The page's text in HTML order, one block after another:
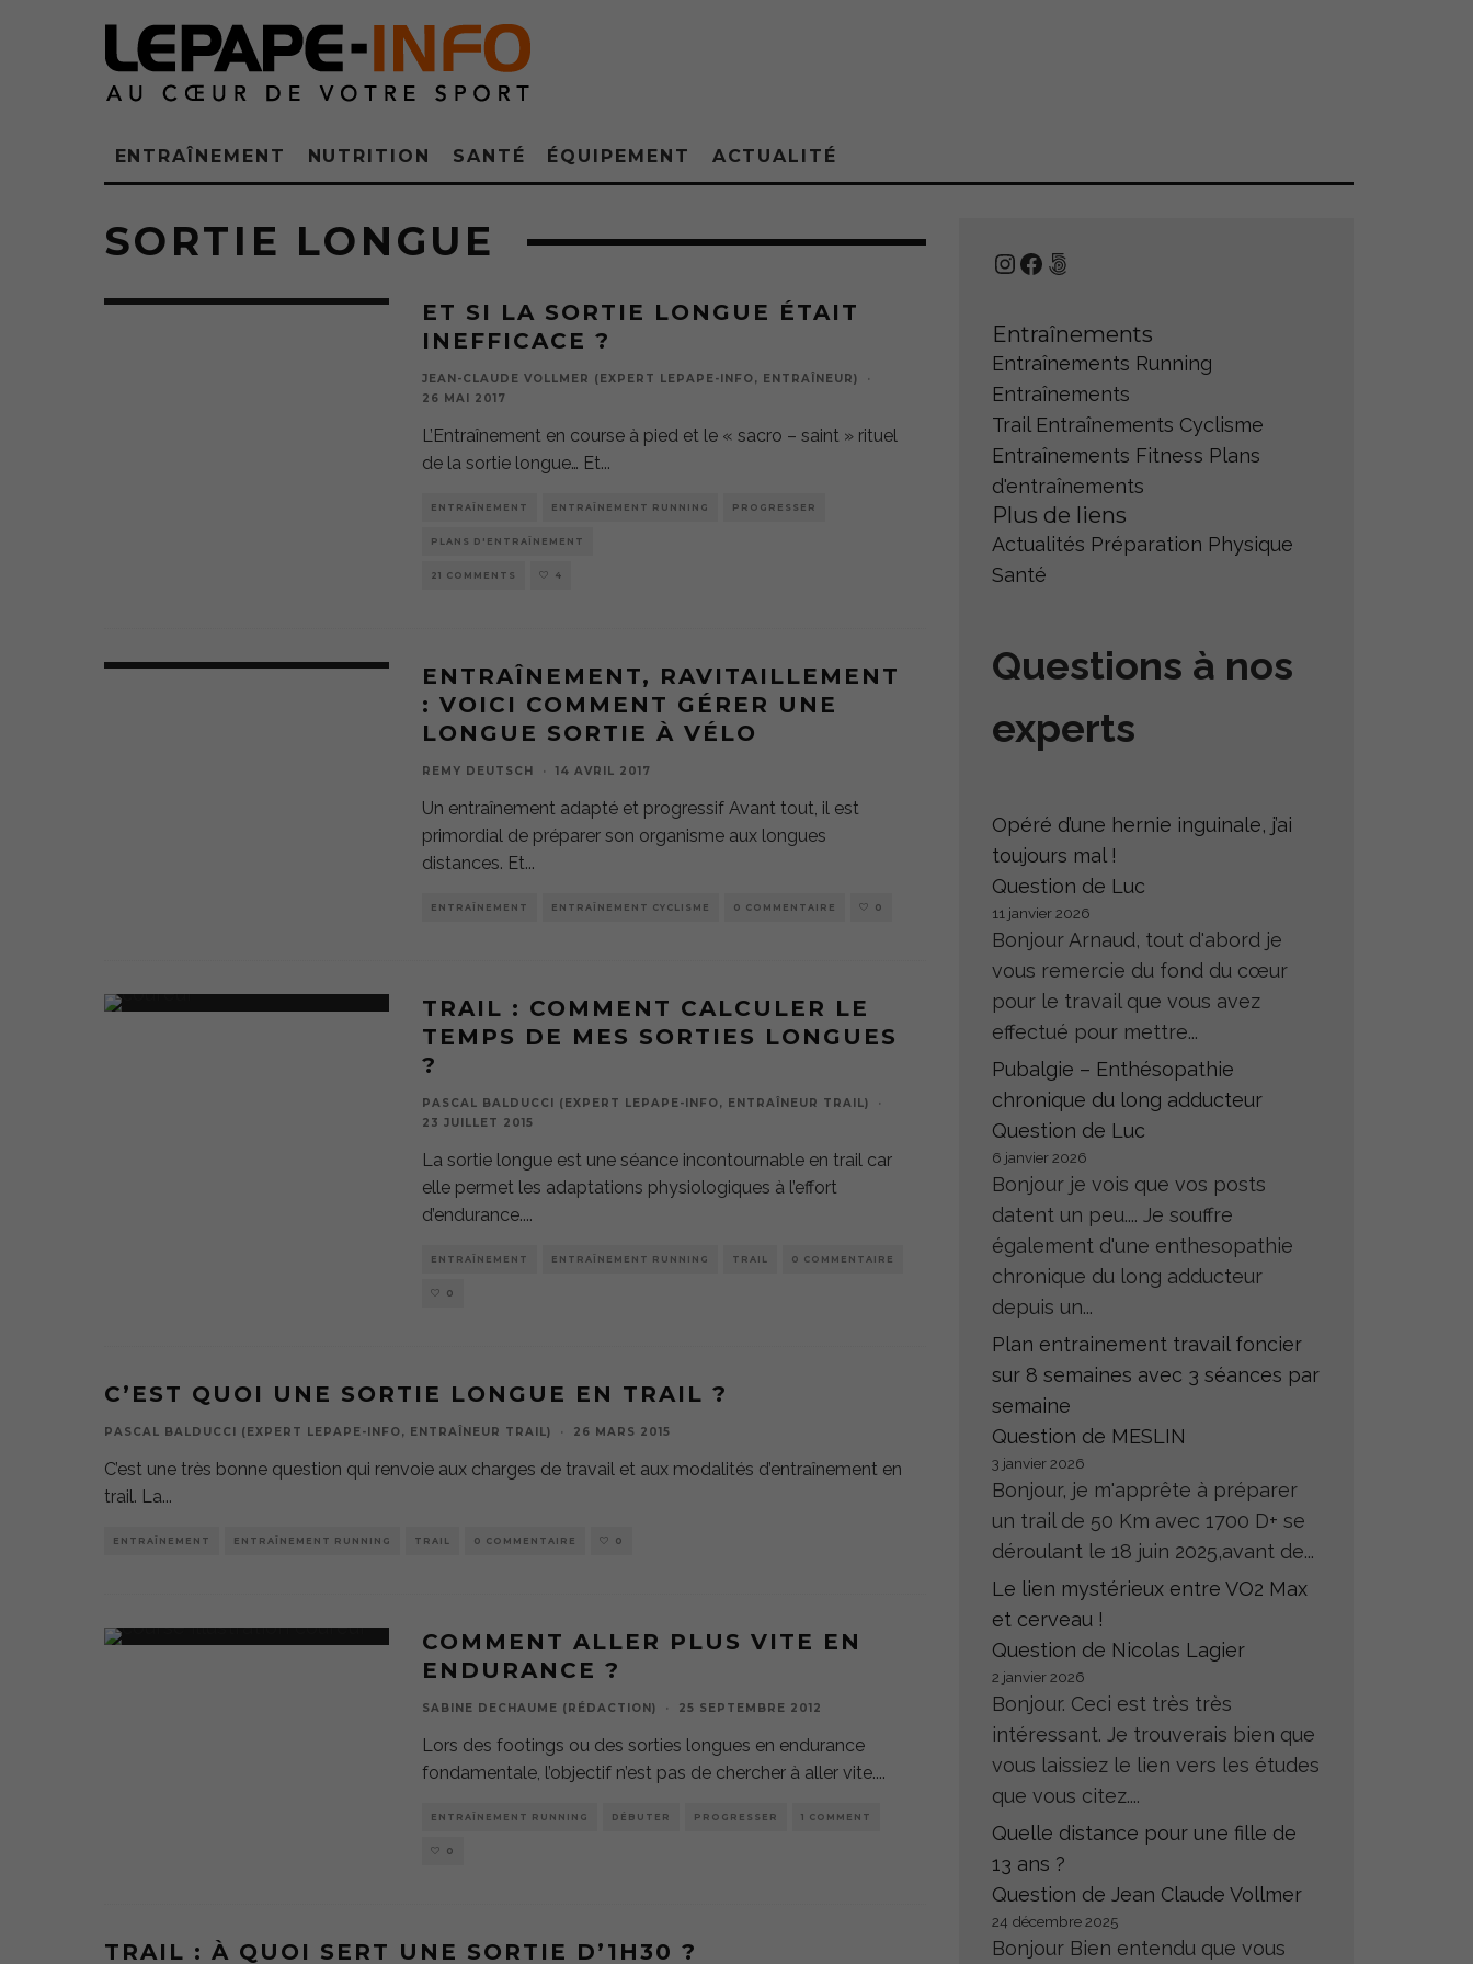
ENTRAÎNEMENT NUTRITION SANTÉ ÉQUIPEMENT ACTUALITÉ
SORTIE LONGUE
ET SI LA SORTIE LONGUE ÉTAIT
INEFFICACE ?
JEAN-CLAUDE VOLLMER (EXPERT LEPAPE-INFO, ENTRAÎNEUR)
·
26 MAI 2017
L’Entraînement en course à pied et le « sacro – saint » rituel
de la sortie longue… Et...
ENTRAÎNEMENT ENTRAÎNEMENT RUNNING PROGRESSER
PLANS D'ENTRAÎNEMENT
21 COMMENTS 4
ENTRAÎNEMENT, RAVITAILLEMENT
: VOICI COMMENT GÉRER UNE
LONGUE SORTIE À VÉLO
REMY DEUTSCH · 14 AVRIL 2017
Un entraînement adapté et progressif Avant tout, il est
primordial de préparer son organisme aux longues
distances. Et...
ENTRAÎNEMENT ENTRAÎNEMENT CYCLISME 0 COMMENTAIRE 0
TRAIL : COMMENT CALCULER LE
TEMPS DE MES SORTIES LONGUES
?
PASCAL BALDUCCI (EXPERT LEPAPE-INFO, ENTRAÎNEUR TRAIL)
·
23 JUILLET 2015
La sortie longue est une séance incontournable en trail car
elle permet les adaptations physiologiques à l’effort
d’endurance....
ENTRAÎNEMENT ENTRAÎNEMENT RUNNING TRAIL 0 COMMENTAIRE
0
C’EST QUOI UNE SORTIE LONGUE EN TRAIL ?
PASCAL BALDUCCI (EXPERT LEPAPE-INFO, ENTRAÎNEUR TRAIL) · 26 MARS 2015
C’est une très bonne question qui renvoie aux charges de travail et aux modalités d’entraînement en
trail. La...
ENTRAÎNEMENT ENTRAÎNEMENT RUNNING TRAIL 0 COMMENTAIRE 0
COMMENT ALLER PLUS VITE EN
ENDURANCE ?
SABINE DECHAUME (RÉDACTION) · 25 SEPTEMBRE 2012
Lors des footings ou des sorties longues en endurance
fondamentale, l’objectif n’est pas de chercher à aller vite....
ENTRAÎNEMENT RUNNING DÉBUTER PROGRESSER 1 COMMENT
0
TRAIL : À QUOI SERT UNE SORTIE D’1H30 ?
Instagram
Facebook
500px
Entraînements
Entraînements Running
Entraînements
Trail Entraînements Cyclisme
Entraînements Fitness Plans
d'entraînements
Plus de liens
Actualités Préparation Physique
Santé
Questions à nos
experts
Opéré d’une hernie inguinale, j’ai
toujours mal !
Question de Luc
11 janvier 2026
Bonjour Arnaud, tout d'abord je
vous remercie du fond du cœur
pour le travail que vous avez
effectué pour mettre...
Pubalgie – Enthésopathie
chronique du long adducteur
Question de Luc
6 janvier 2026
Bonjour je vois que vos posts
datent un peu.... Je souffre
également d'une enthesopathie
chronique du long adducteur
depuis un...
Plan entrainement travail foncier
sur 8 semaines avec 3 séances par
semaine
Question de MESLIN
3 janvier 2026
Bonjour, je m'apprête à préparer
un trail de 50 Km avec 1700 D+ se
déroulant le 18 juin 2025,avant de...
Le lien mystérieux entre VO2 Max
et cerveau !
Question de Nicolas Lagier
2 janvier 2026
Bonjour. Ceci est très très
intéressant. Je trouverais bien que
vous laissiez le lien vers les études
que vous citez....
Quelle distance pour une fille de
13 ans ?
Question de Jean Claude Vollmer
24 décembre 2025
Bonjour Bien entendu que vous